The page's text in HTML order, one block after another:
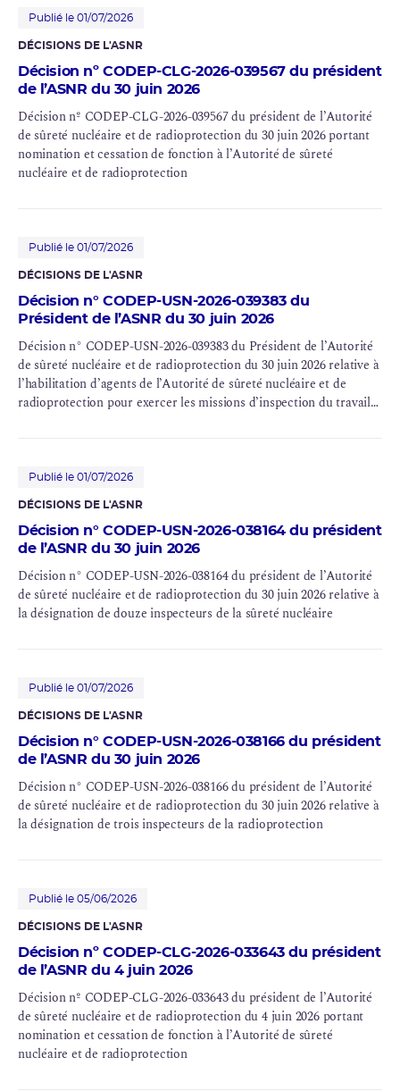
Publié le 01/07/2026
DÉCISIONS DE L'ASNR
Décision nº CODEP-CLG-2026-039567 du président
de l’ASNR du 30 juin 2026
Décision nº CODEP-CLG-2026-039567 du président de l’Autorité
de sûreté nucléaire et de radioprotection du 30 juin 2026 portant
nomination et cessation de fonction à l’Autorité de sûreté
nucléaire et de radioprotection
Publié le 01/07/2026
DÉCISIONS DE L'ASNR
Décision n° CODEP-USN-2026-039383 du
Président de l’ASNR du 30 juin 2026
Décision n° CODEP-USN-2026-039383 du Président de l’Autorité
de sûreté nucléaire et de radioprotection du 30 juin 2026 relative à
l’habilitation d’agents de l’Autorité de sûreté nucléaire et de
radioprotection pour exercer les missions d’inspection du travail
Publié le 01/07/2026
DÉCISIONS DE L'ASNR
Décision n° CODEP-USN-2026-038164 du président
de l’ASNR du 30 juin 2026
Décision n° CODEP-USN-2026-038164 du président de l’Autorité
de sûreté nucléaire et de radioprotection du 30 juin 2026 relative à
la désignation de douze inspecteurs de la sûreté nucléaire
Publié le 01/07/2026
DÉCISIONS DE L'ASNR
Décision n° CODEP-USN-2026-038166 du président
de l’ASNR du 30 juin 2026
Décision n° CODEP-USN-2026-038166 du président de l’Autorité
de sûreté nucléaire et de radioprotection du 30 juin 2026 relative à
la désignation de trois inspecteurs de la radioprotection
Publié le 05/06/2026
DÉCISIONS DE L'ASNR
Décision nº CODEP-CLG-2026-033643 du président
de l’ASNR du 4 juin 2026
Décision nº CODEP-CLG-2026-033643 du président de l’Autorité
de sûreté nucléaire et de radioprotection du 4 juin 2026 portant
nomination et cessation de fonction à l’Autorité de sûreté
nucléaire et de radioprotection